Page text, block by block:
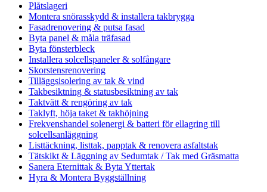
Plåtslageri
Montera snörasskydd & installera takbrygga
Fasadrenovering & putsa fasad
Byta panel & måla träfasad
Byta fönsterbleck
Installera solcellspaneler & solfångare
Skorstensrenovering
Tilläggsisolering av tak & vind
Takbesiktning & statusbesiktning av tak
Taktvätt & rengöring av tak
Taklyft, höja taket & takhöjning
Frekvenshandel solenergi & batteri för ellagring till
solcellsanläggning
Listtäckning, listtak, papptak & renovera asfaltstak
Tätskikt & Läggning av Sedumtak / Tak med Gräsmatta
Sanera Eternittak & Byta Yttertak
Hyra & Montera Byggställning